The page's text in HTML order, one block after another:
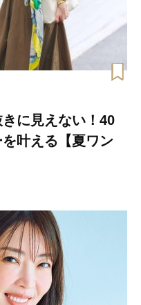
に見えない！40
叶える【夏ワン
Lifestyle
〈元社長秘書〉内緒で教える【お
盆の帰省手土産5選】東京で買える
「また買ってきて」と喜ばれる名
Lifestyle
年に1回くらいは何かしなきゃなっ
て」
Lifestyle
まずはここだけ！「寝室の拭き掃
【梅宮アンナさん】乳がん摘出手
術を経て「残った方の胸も取って
しまいたい」とすら思う──そんな
声もあることを知ってほしい
Lifestyle
マニアが厳選、ソウル最旬【スイ
ーツカフェ】4選！買い物の合間に
ひと休み〈チーズケーキ、ヨーグ